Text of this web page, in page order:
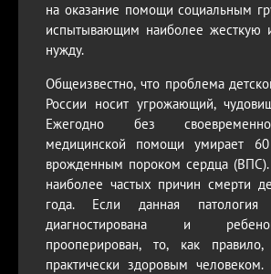
на оказание помощи социальным
испытывающим наиболее жесткую
нужду.
Общеизвестно, что проблема
России носит угрожающий,
Ежегодно без
медицинской помощи умирает
врожденным пороком сердца
наиболее частых причин смерти
года. Если данная патология
диагностирована и
прооперирован, то, как
практически здоровым человеком.